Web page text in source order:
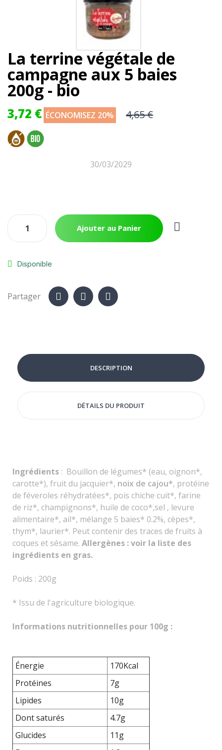
La terrine végétale de
campagne aux 5 baies
200g - bio
3,72 € ÉCONOMISEZ 20% 4,65 €
30/03/2029
Ajouter au Panier
Disponible
Partager
DESCRIPTION
DÉTAILS DU PRODUIT
Ingrédients : Bouillon de légumes* (eau, oignon*,
carotte*), fruit du jacquier*, noix de cajou*, protéine
de féveroles réhydratées*, pois chiche cuit*, farine
de riz*, champignons*, huile de coco*,sel , levure
alimentaire*, ail*, mélange 5 baies* 0.2%, cèpes*,
thym*, laurier*. Peut contenir des traces de fruits à
coques et sésame. Allergènes : voir la liste des
ingrédients en gras.
Poids : 200g
* Issu de l'agriculture biologique.
Informations nutritionnelles pour 100g :
Énergie
170Kcal
Protéines
7g
Lipides
10g
Dont saturés
4.7g
Glucides
11g